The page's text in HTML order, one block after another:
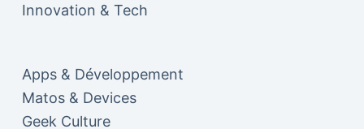
Innovation & Tech
Apps & Développement
Matos & Devices
Geek Culture